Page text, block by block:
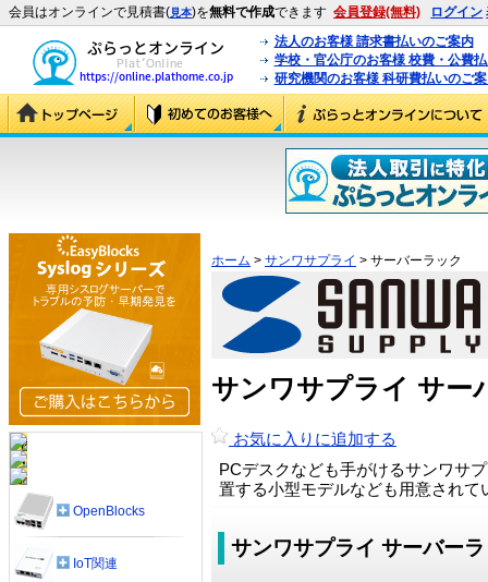
会員はオンラインで見積書(見本)を無料で作成できます 会員登録(無料) ログイン
法人のお客様 請求書払いのご案内
学校・官公庁のお客様 校費・公費
研究機関のお客様 科研費払いのご
ホーム > サンワサプライ > サーバーラック
サンワサプライ サー
お気に入りに追加する
PCデスクなども手がけるサンワサ
置する小型モデルなども用意されて
サンワサプライ サーバー
OpenBlocks
IoT関連